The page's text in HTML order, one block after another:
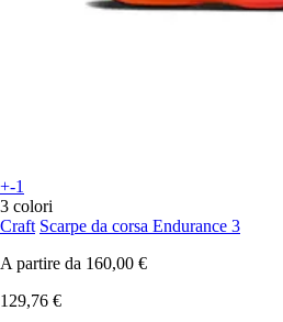
+-1
3 colori
Craft Scarpe da corsa Endurance 3
A partire da 160,00 €
129,76 €